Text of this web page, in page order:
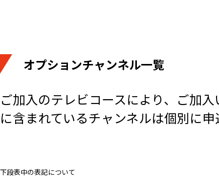
オプションチャンネル一覧
ご加入のテレビコースにより、ご加
に含まれているチャンネルは個別に
下段表中の表記について